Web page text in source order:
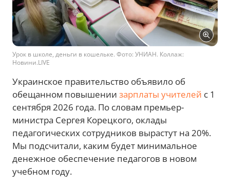
Урок в школе, деньги в кошельке. Фото: УНИАН. Коллаж:
Новини.LIVE
Украинское правительство объявило об
обещанном повышении зарплаты учителей с 1
сентября 2026 года. По словам премьер-
министра Сергея Корецкого, оклады
педагогических сотрудников вырастут на 20%.
Мы подсчитали, каким будет минимальное
денежное обеспечение педагогов в новом
учебном году.